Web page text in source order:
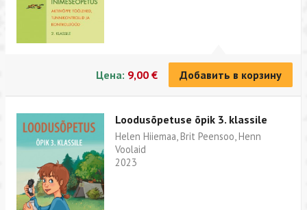
Цена: 9,00 € Добавить в корзину
Loodusõpetuse õpik 3. klassile
Helen Hiiemaa, Brit Peensoo, Henn
Voolaid
2023